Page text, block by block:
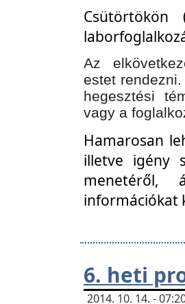
Az
estet
hegesztési
vagy a
Hamarosan
illetve igény
menetéről,
információkat
6. heti
2014. 10. 14. -